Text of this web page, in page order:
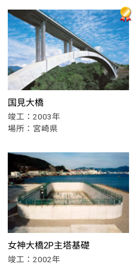
国見大橋
竣工：2003年
場所：宮崎県
女神大橋2P主塔基礎
竣工：2002年